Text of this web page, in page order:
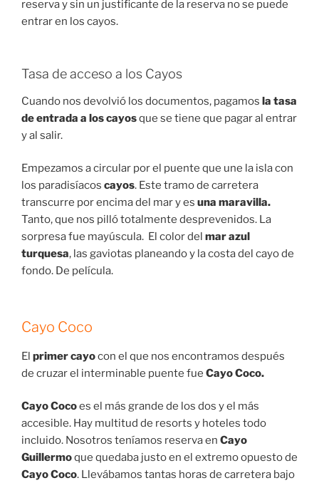
reserva y sin un justificante de la reserva no se puede
entrar en los cayos.
Tasa de acceso a los Cayos
Cuando nos devolvió los documentos, pagamos la tasa
de entrada a los cayosque se tiene que pagar al entrar
y al salir.
Empezamos a circular por el puente que une la isla con
los paradisíacos cayos. Este tramo de carretera
transcurre por encima del mar y es una maravilla.
Tanto, que nos pilló totalmente desprevenidos. La
sorpresa fue mayúscula. El color del mar azul
turquesa, las gaviotas planeando y la costa del cayo de
fondo. De película.
Cayo Coco
El primer cayocon el que nos encontramos después
de cruzar el interminable puente fue Cayo Coco.
Cayo Cocoes el más grande de los dos y el más
accesible. Hay multitud de resorts y hoteles todo
incluido. Nosotros teníamos reserva en Cayo
Guillermoque quedaba justo en el extremo opuesto de
Cayo Coco. Llevábamos tantas horas de carretera bajo